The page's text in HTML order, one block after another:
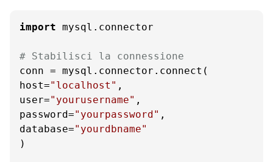
import mysql.connector
# Stabilisci la connessione
conn = mysql.connector.connect(
host="localhost" ,
user="yourusername" ,
password="yourpassword" ,
database="yourdbname"
)